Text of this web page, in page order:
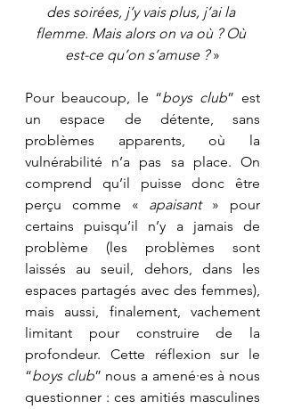
des soirées, j’y vais plus, j’ai la
flemme. Mais alors on va où ? Où
est-ce qu’on s’amuse ? »
Pour beaucoup, le “boys club” est
un espace de détente, sans
problèmes apparents, où la
vulnérabilité n’a pas sa place. On
comprend qu’il puisse donc être
perçu comme « apaisant » pour
certains puisqu’il n’y a jamais de
problème (les problèmes sont
laissés au seuil, dehors, dans les
espaces partagés avec des femmes),
mais aussi, finalement, vachement
limitant pour construire de la
profondeur. Cette réflexion sur le
“boys club” nous a amené·es à nous
questionner : ces amitiés masculines